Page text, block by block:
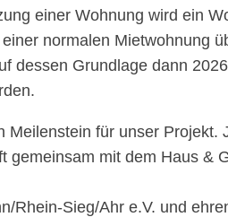
einer Wohnung wird ein
normalen Mietwohnung
dessen Grundlage dann
Meilenstein für unser Projekt.
gemeinsam mit dem Haus &
Rhein-Sieg/Ahr e.V. und